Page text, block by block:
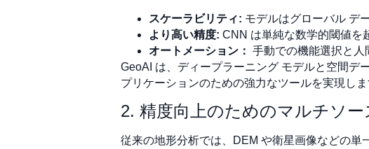
スケーラビリティ: モデルはグローバル デ
より高い精度: CNN は単純な数学的閾値を
オートメーション： 手動での機能選択と人
GeoAI は、ディープラーニング モデルと空間デ
プリケーションのための強力なツールを実現しま
2. 精度向上のためのマルチソ
従来の地形分析では、DEM や衛星画像などの